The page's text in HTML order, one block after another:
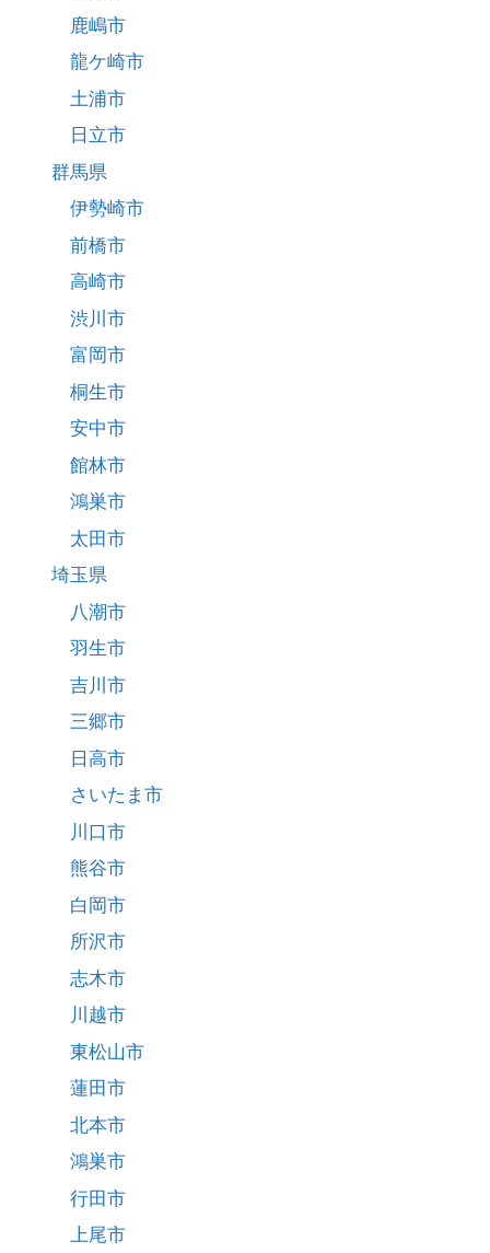
鹿嶋市
龍ケ崎市
土浦市
日立市
群馬県
伊勢崎市
前橋市
高崎市
渋川市
富岡市
桐生市
安中市
館林市
鴻巣市
太田市
埼玉県
八潮市
羽生市
吉川市
三郷市
日高市
さいたま市
川口市
熊谷市
白岡市
所沢市
志木市
川越市
東松山市
蓮田市
北本市
鴻巣市
行田市
上尾市